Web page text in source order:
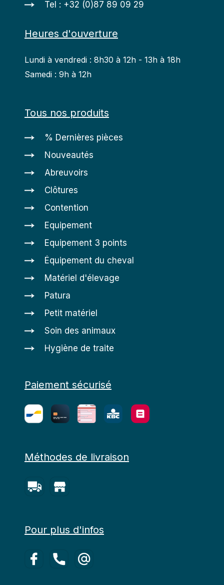
Tel : +32 (0)87 89 09 29
Heures d'ouverture
Lundi à vendredi : 8h30 à 12h - 13h à 18h
Samedi : 9h à 12h
Tous nos produits
% Dernières pièces
Nouveautés
Abreuvoirs
Clôtures
Contention
Equipement
Equipement 3 points
Équipement du cheval
Matériel d'élevage
Patura
Petit matériel
Soin des animaux
Hygiène de traite
Paiement sécurisé
Méthodes de livraison
Pour plus d'infos